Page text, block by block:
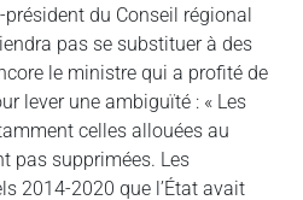
du Conseil régional
pas se substituer à des
le ministre qui a profité de
lever une ambiguïté : « Les
celles allouées au
pas supprimées. Les
2014-2020 que l’État avait